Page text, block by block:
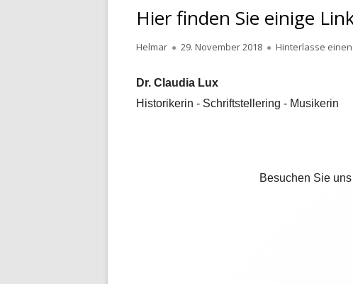
Hier finden Sie einige
Autor
Helmar
Veröffentlicht
29. November 2018 Hinterlasse
Dr. Claudia Lux
Historikerin - Schriftstellering - Musikerin
Besuchen Sie